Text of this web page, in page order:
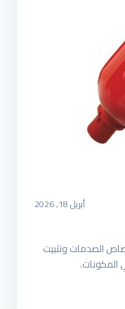
أبريل 18, 2026
الصدمات وتثبيت
المكونات.